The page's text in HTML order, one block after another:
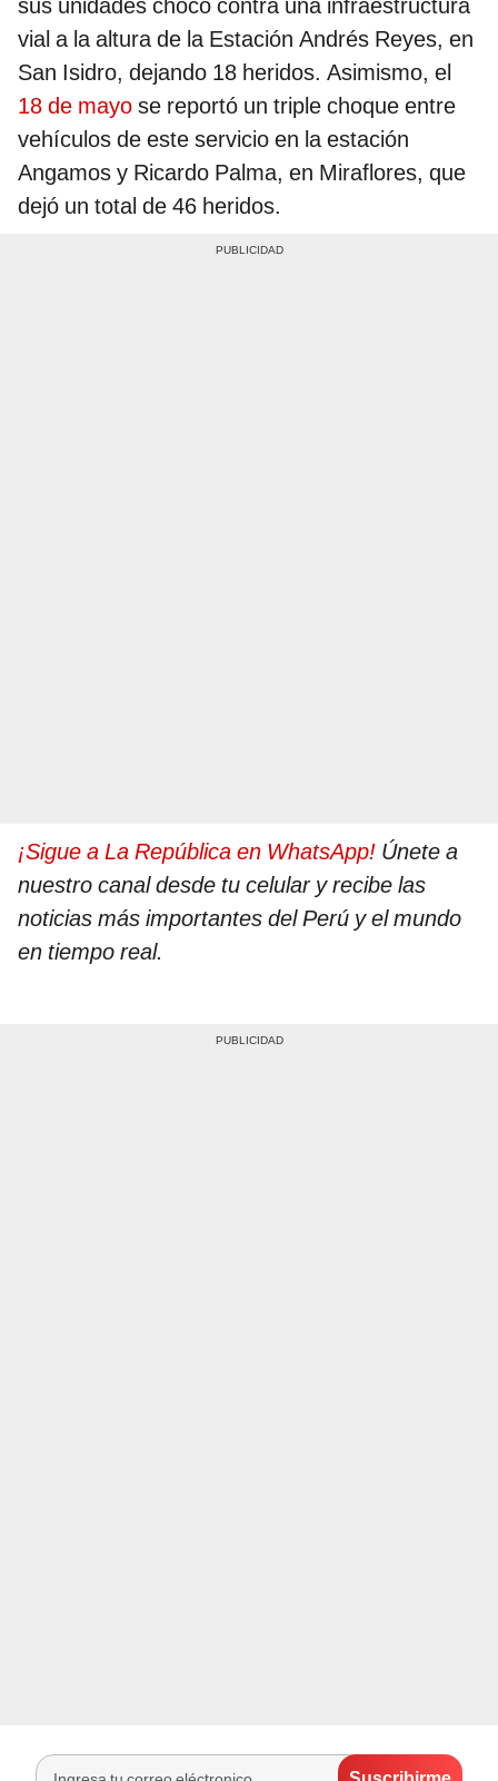
sus unidades chocó contra una infraestructura
vial a la altura de la Estación Andrés Reyes, en
San Isidro, dejando 18 heridos. Asimismo, el
18 de mayo se reportó un triple choque entre
vehículos de este servicio en la estación
Angamos y Ricardo Palma, en Miraflores, que
dejó un total de 46 heridos.
¡Sigue a La República en WhatsApp! Únete a
nuestro canal desde tu celular y recibe las
noticias más importantes del Perú y el mundo
en tiempo real.